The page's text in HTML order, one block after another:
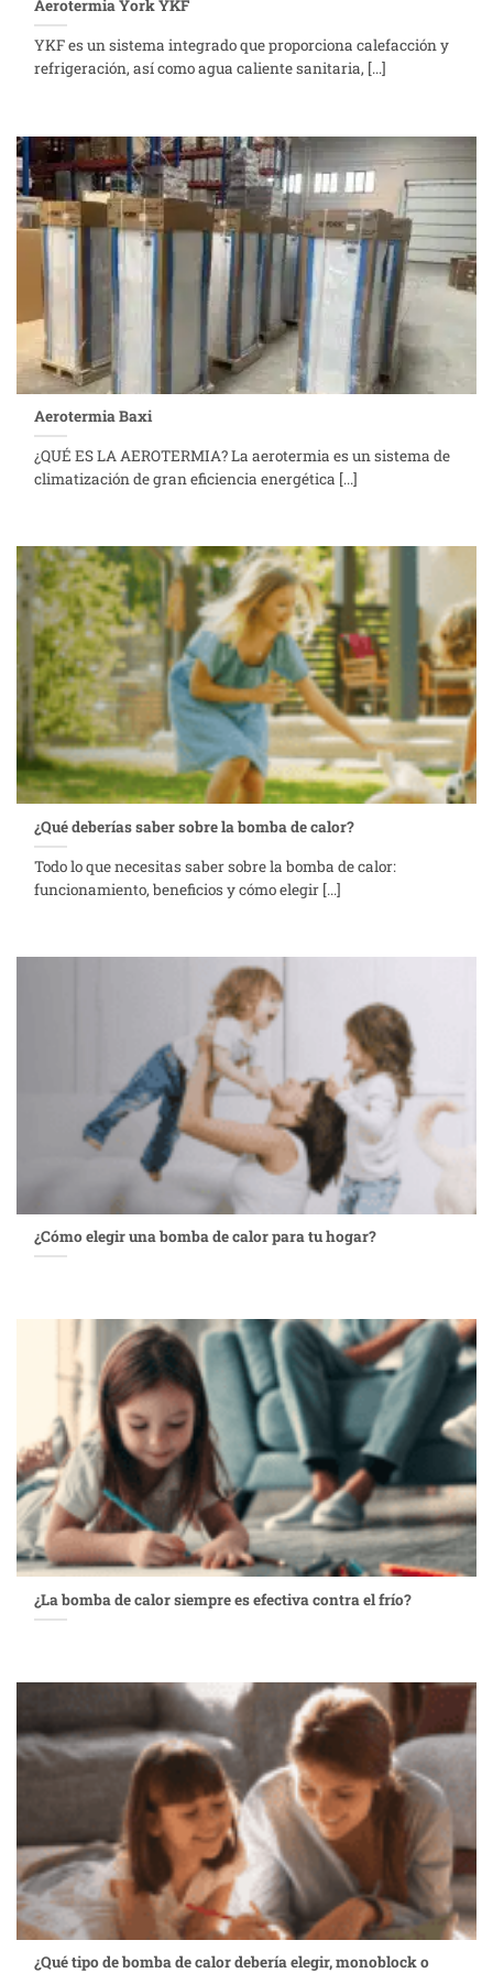
Aerotermia York YKF
YKF es un sistema integrado que proporciona calefacción y
refrigeración, así como agua caliente sanitaria, [...]
Aerotermia Baxi
¿QUÉ ES LA AEROTERMIA? La aerotermia es un sistema de
climatización de gran eficiencia energética [...]
¿Qué deberías saber sobre la bomba de calor?
Todo lo que necesitas saber sobre la bomba de calor:
funcionamiento, beneficios y cómo elegir [...]
¿Cómo elegir una bomba de calor para tu hogar?
¿La bomba de calor siempre es efectiva contra el frío?
¿Qué tipo de bomba de calor debería elegir, monoblock o